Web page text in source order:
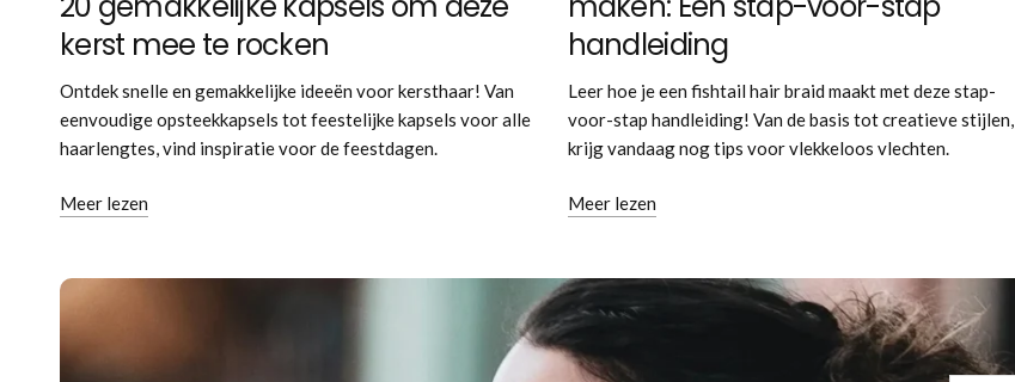
kerst mee te rocken
Ontdek snelle en gemakkelijke ideeën voor kersthaar! Van
eenvoudige opsteekkapsels tot feestelijke kapsels voor alle
haarlengtes, vind inspiratie voor de feestdagen.
Meer lezen
handleiding
Leer hoe je een fishtail hair braid maakt met deze stap-
voor-stap handleiding! Van de basis tot creatieve stijlen,
krijg vandaag nog tips voor vlekkeloos vlechten.
Meer lezen